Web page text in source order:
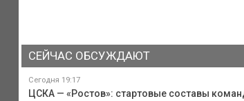
СЕЙЧАС ОБСУЖДАЮТ
Сегодня 19:17
ЦСКА — «Ростов»: стартовые составы